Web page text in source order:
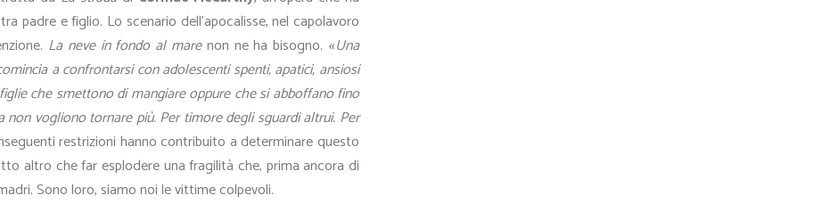
padre e figlio. Lo scenario dell’apocalisse, nel capolavoro
La neve in fondo al marenon ne ha bisogno. «Una
a confrontarsi con adolescenti spenti, apatici, ansiosi
che smettono di mangiare oppure che si abboffano fino
non vogliono tornare più. Per timore degli sguardi altrui. Per
restrizioni hanno contribuito a determinare questo
altro che far esplodere una fragilità che, prima ancora di
Sono loro, siamo noi le vittime colpevoli.